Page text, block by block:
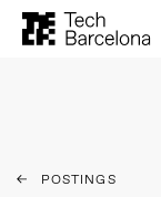
POSTINGS